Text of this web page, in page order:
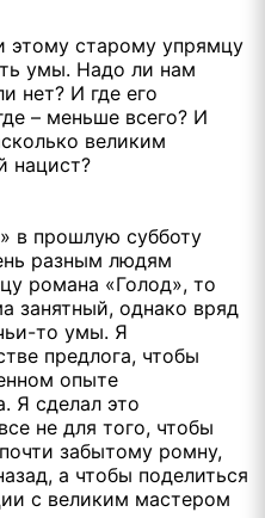
этому старому упрямцу
умы. Надо ли нам
нет? И где его
– меньше всего? И
великим
нацист?
в прошлую субботу
разным людям
романа «Голод», то
занятный, однако вряд
то умы. Я
предлога, чтобы
опыте
Я сделал это
не для того, чтобы
забытому ромну,
а чтобы поделиться
с великим мастером